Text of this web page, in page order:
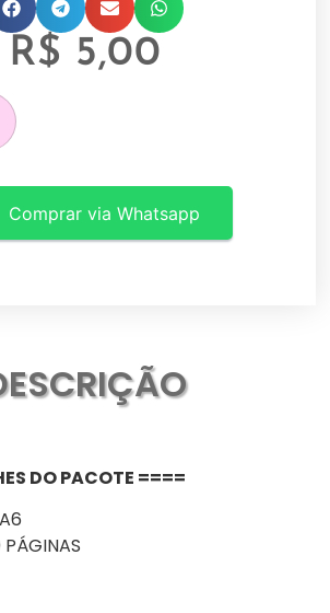
R$ 5,00
Comprar via Whatsapp
DO PACOTE ====